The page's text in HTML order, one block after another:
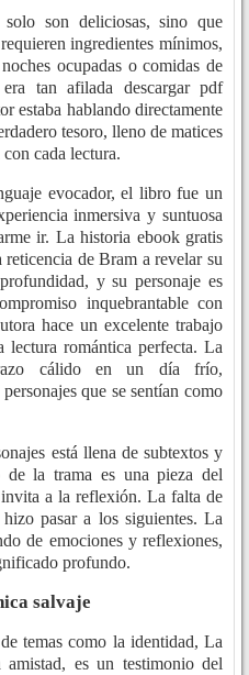
son deliciosas, sino que
ingredientes mínimos,
ocupadas o comidas de
tan afilada descargar pdf
estaba hablando directamente
tesoro, lleno de matices
cada lectura.
evocador, el libro fue un
inmersiva y suntuosa
ir. La historia ebook gratis
de Bram a revelar su
y su personaje es
inquebrantable con
hace un excelente trabajo
romántica perfecta. La
cálido en un día frío,
que se sentían como
está llena de subtextos y
de la trama es una pieza del
a la reflexión. La falta de
pasar a los siguientes. La
de emociones y reflexiones,
profundo.
salvaje
temas como la identidad, La
es un testimonio del